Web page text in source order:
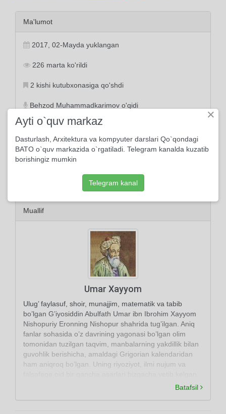
Ma'lumot
2017, 02-Mayda yuklangan
226 marta ko'rildi
2 kishi kutubxonasiga qo'shdi
Behzod Muhammadkarimov o'qidi
Tayanch tushunchalar:
go'zal
Muallif
Umar Xayyom
Ulug’ faylasuf, shoir, munajjim, matematik va tabib
bo’lgan G’iyosiddin Abulfath Umar ibn Ibrohim Xayyom
Nishopuriy Eronning Nishopur shahrida tug’ilgan. Aniq
fanlar sohasida o’z davrining yagonasi bo’lgan olim
tomonidan tuzilgan taqvim, manbalarning yakdillik bilan
guvohlik berishicha, amaldagi Grigorian kalendaridan
ham aniqroq bo’lgan. Uning riyoziyot, ilmi nujum va
Batafsil
×
Ayti o`quv markaz
Dasturlash, Arxitektura va kompyuter darslari Qo`qondagi
BATO o`quv markazida o`rgatiladi. Telegram kanalda kuzatib
borishingiz mumkin
Telegram kanal